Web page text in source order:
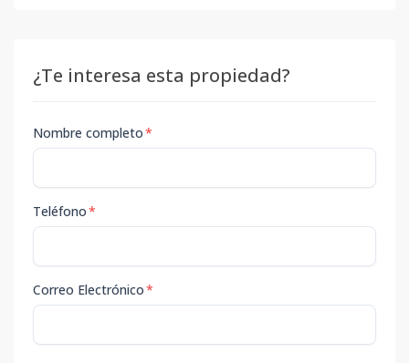
¿Te interesa esta propiedad?
Nombre completo*
Teléfono*
Correo Electrónico*